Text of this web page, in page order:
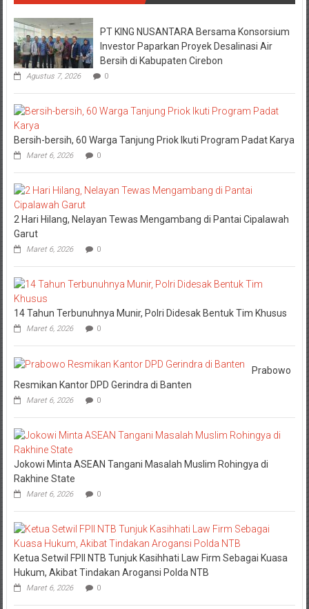
PT KING NUSANTARA Bersama Konsorsium
Investor Paparkan Proyek Desalinasi Air
Bersih di Kabupaten Cirebon
Agustus 7, 2026 0
Bersih-bersih, 60 Warga Tanjung Priok Ikuti Program Padat Karya
Maret 6, 2026 0
2 Hari Hilang, Nelayan Tewas Mengambang di Pantai Cipalawah
Garut
Maret 6, 2026 0
14 Tahun Terbunuhnya Munir, Polri Didesak Bentuk Tim Khusus
Maret 6, 2026 0
Prabowo
Resmikan Kantor DPD Gerindra di Banten
Maret 6, 2026 0
Jokowi Minta ASEAN Tangani Masalah Muslim Rohingya di
Rakhine State
Maret 6, 2026 0
Ketua Setwil FPII NTB Tunjuk Kasihhati Law Firm Sebagai Kuasa
Hukum, Akibat Tindakan Arogansi Polda NTB
Maret 6, 2026 0